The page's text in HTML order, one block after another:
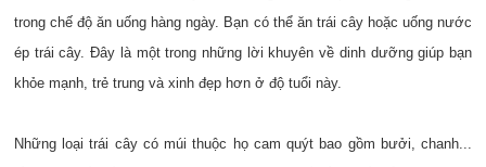
trong chế độ ăn uống hàng ngày. Bạn có thể ăn trái cây hoặc uống nước
ép trái cây. Đây là một trong những lời khuyên về dinh dưỡng giúp bạn
khỏe mạnh, trẻ trung và xinh đẹp hơn ở độ tuổi này.
Những loại trái cây có múi thuộc họ cam quýt bao gồm bưởi, chanh...